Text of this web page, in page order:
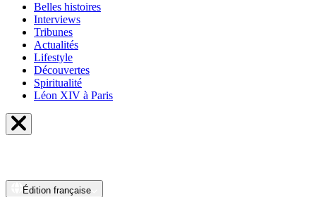
Belles histoires
Interviews
Tribunes
Actualités
Lifestyle
Découvertes
Spiritualité
Léon XIV à Paris
Édition française